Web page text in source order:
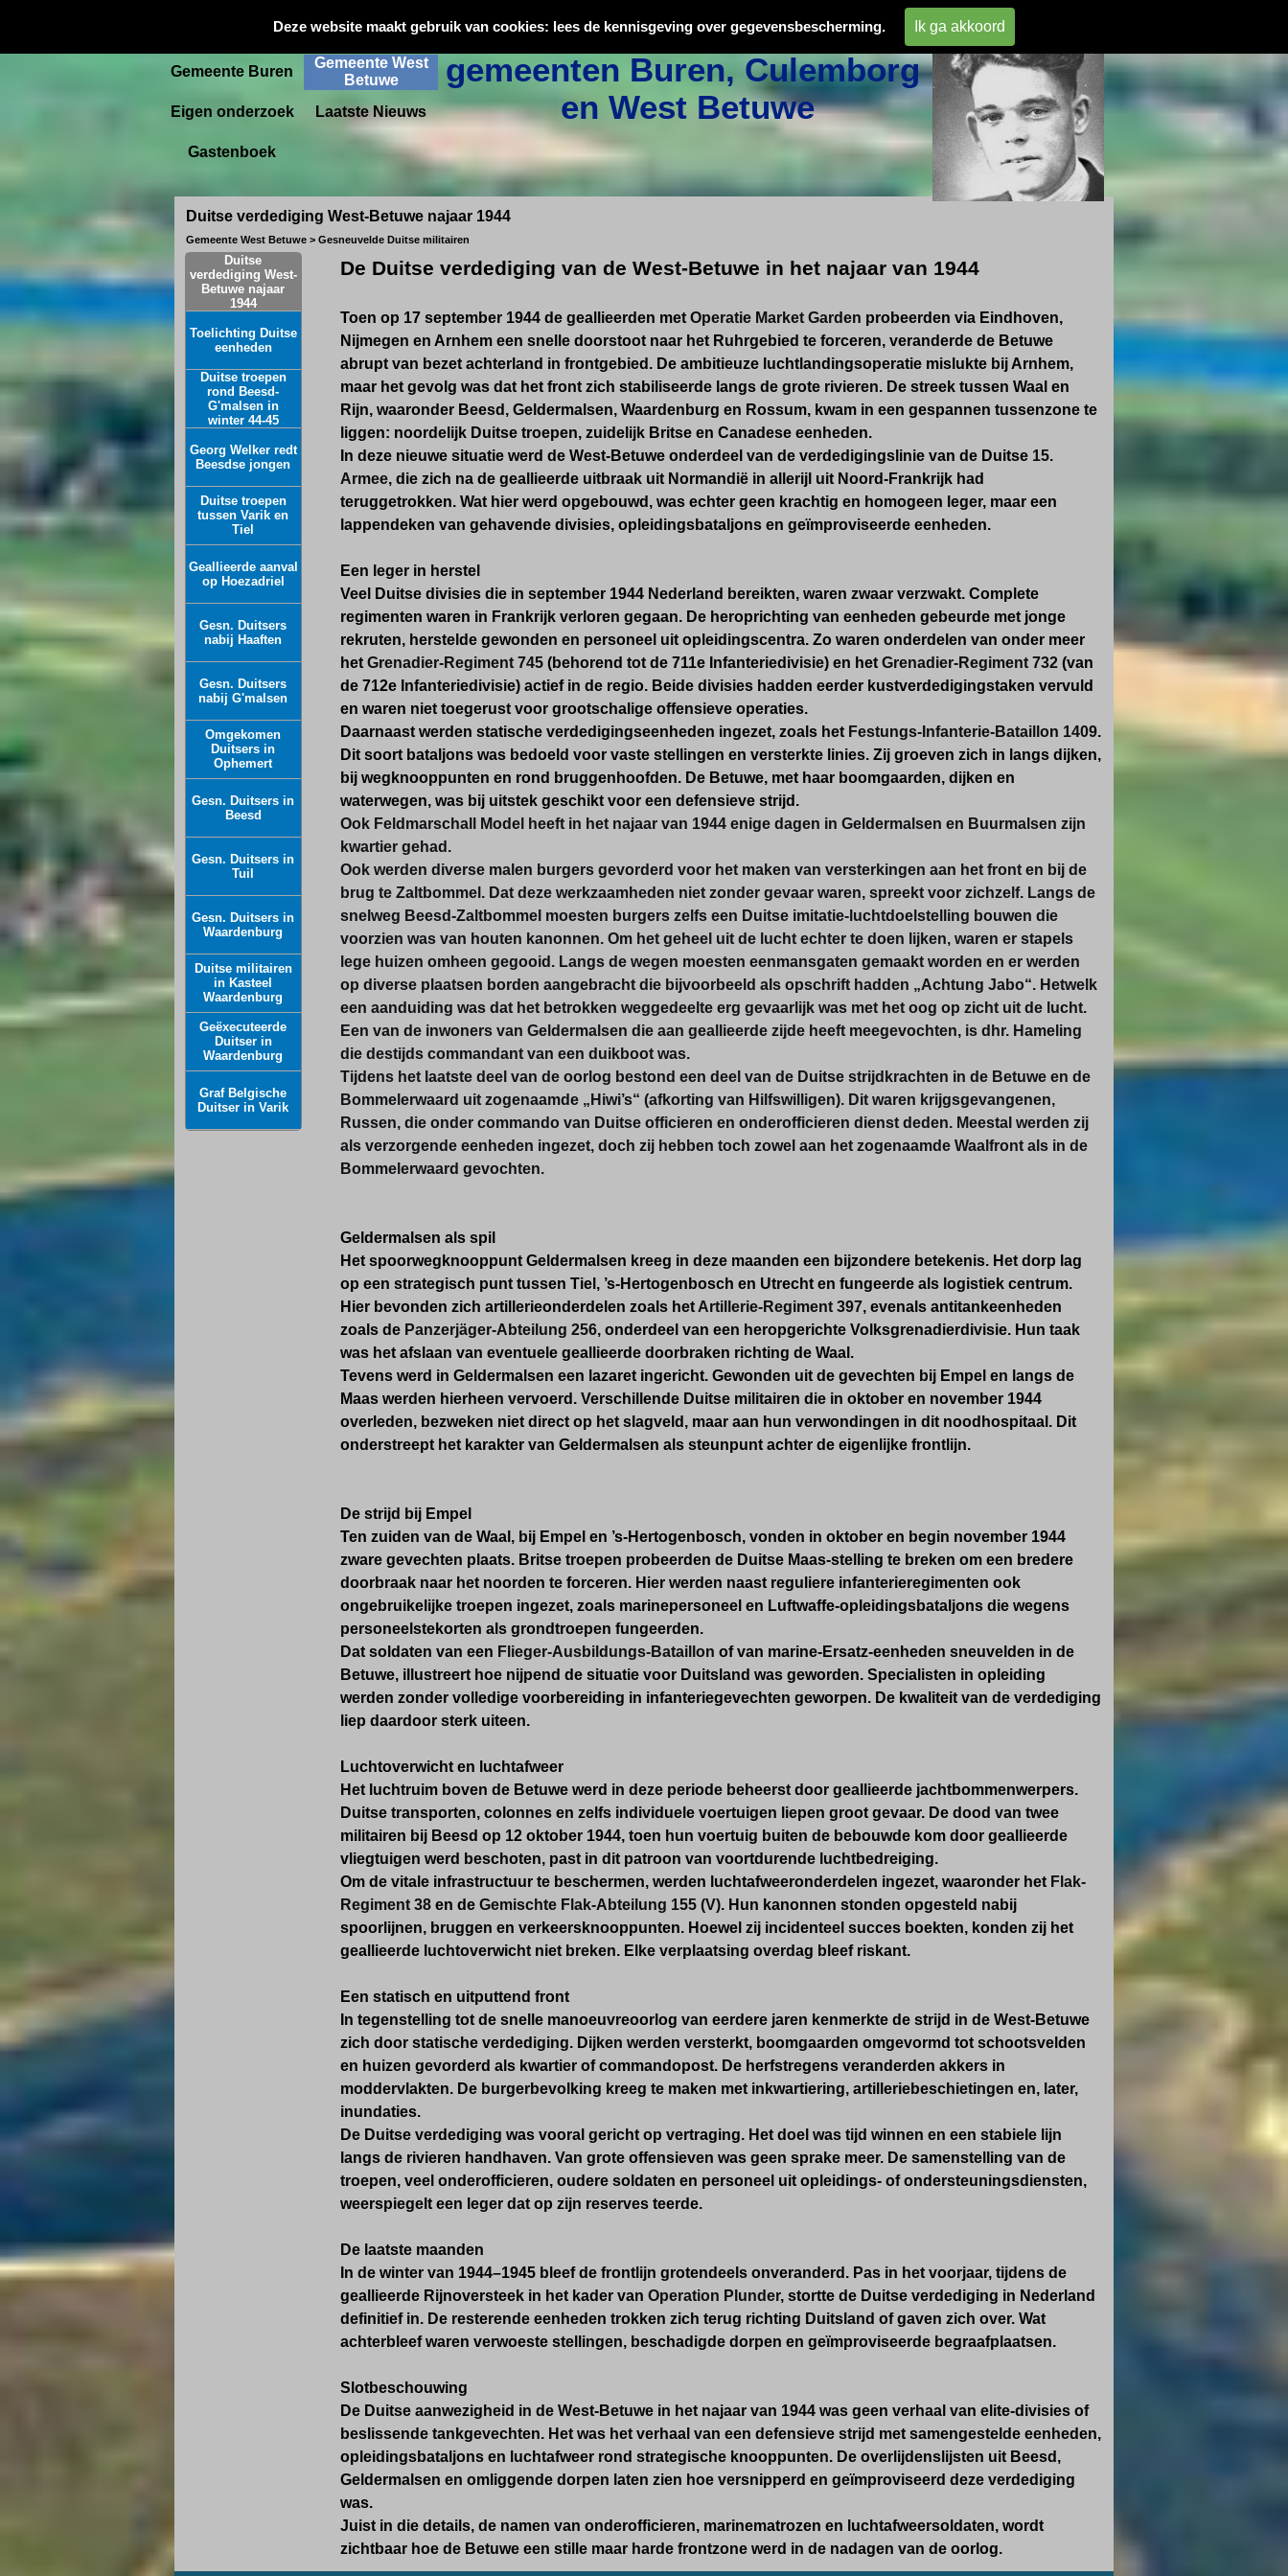
Deze website maakt gebruik van cookies: lees de kennisgeving over gegevensbescherming. Ik ga akkoord
Oorlogsslachtoffers uit
gemeenten Buren, Culemborg
en West Betuwe
Gemeente
Culemborg
Gemeente Buren
Gemeente West
Betuwe
Eigen onderzoek
Laatste Nieuws
Gastenboek
Duitse verdediging West-Betuwe najaar 1944
Gemeente West Betuwe > Gesneuvelde Duitse militairen
De Duitse verdediging van de West-Betuwe in het najaar van 1944
Toen op 17 september 1944 de geallieerden met Operatie Market Garden probeerden via Eindhoven,
Nijmegen en Arnhem een snelle doorstoot naar het Ruhrgebied te forceren, veranderde de Betuwe
abrupt van bezet achterland in frontgebied. De ambitieuze luchtlandingsoperatie mislukte bij Arnhem,
maar het gevolg was dat het front zich stabiliseerde langs de grote rivieren. De streek tussen Waal en
Rijn, waaronder Beesd, Geldermalsen, Waardenburg en Rossum, kwam in een gespannen tussenzone te
liggen: noordelijk Duitse troepen, zuidelijk Britse en Canadese eenheden.
In deze nieuwe situatie werd de West-Betuwe onderdeel van de verdedigingslinie van de Duitse 15.
Armee, die zich na de geallieerde uitbraak uit Normandië in allerijl uit Noord-Frankrijk had
teruggetrokken. Wat hier werd opgebouwd, was echter geen krachtig en homogeen leger, maar een
lappendeken van gehavende divisies, opleidingsbataljons en geïmproviseerde eenheden.
Een leger in herstel
Veel Duitse divisies die in september 1944 Nederland bereikten, waren zwaar verzwakt. Complete
regimenten waren in Frankrijk verloren gegaan. De heroprichting van eenheden gebeurde met jonge
rekruten, herstelde gewonden en personeel uit opleidingscentra. Zo waren onderdelen van onder meer
het Grenadier-Regiment 745(behorend tot de 711e Infanteriedivisie) en het Grenadier-Regiment 732(van
de 712e Infanteriedivisie) actief in de regio. Beide divisies hadden eerder kustverdedigingstaken vervuld
en waren niet toegerust voor grootschalige offensieve operaties.
Daarnaast werden statische verdedigingseenheden ingezet, zoals het Festungs-Infanterie-Bataillon 1409.
Dit soort bataljons was bedoeld voor vaste stellingen en versterkte linies. Zij groeven zich in langs dijken,
bij wegknooppunten en rond bruggenhoofden. De Betuwe, met haar boomgaarden, dijken en
waterwegen, was bij uitstek geschikt voor een defensieve strijd.
Ook Feldmarschall Model heeft in het najaar van 1944 enige dagen in Geldermalsen en Buurmalsen zijn
kwartier gehad.
Ook werden diverse malen burgers gevorderd voor het maken van versterkingen aan het front en bij de
brug te Zaltbommel. Dat deze werkzaamheden niet zonder gevaar waren, spreekt voor zichzelf. Langs de
snelweg Beesd-Zaltbommel moesten burgers zelfs een Duitse imitatie-luchtdoelstelling bouwen die
voorzien was van houten kanonnen. Om het geheel uit de lucht echter te doen lijken, waren er stapels
lege huizen omheen gegooid. Langs de wegen moesten eenmansgaten gemaakt worden en er werden
op diverse plaatsen borden aangebracht die bijvoorbeeld als opschrift hadden „Achtung Jabo“. Hetwelk
een aanduiding was dat het betrokken weggedeelte erg gevaarlijk was met het oog op zicht uit de lucht.
Een van de inwoners van Geldermalsen die aan geallieerde zijde heeft meegevochten, is dhr. Hameling
die destijds commandant van een duikboot was.
Tijdens het laatste deel van de oorlog bestond een deel van de Duitse strijdkrachten in de Betuwe en de
Bommelerwaard uit zogenaamde „Hiwi’s“ (afkorting van Hilfswilligen). Dit waren krijgsgevangenen,
Russen, die onder commando van Duitse officieren en onderofficieren dienst deden. Meestal werden zij
als verzorgende eenheden ingezet, doch zij hebben toch zowel aan het zogenaamde Waalfront als in de
Bommelerwaard gevochten.
Geldermalsen als spil
Het spoorwegknooppunt Geldermalsen kreeg in deze maanden een bijzondere betekenis. Het dorp lag
op een strategisch punt tussen Tiel, ’s-Hertogenbosch en Utrecht en fungeerde als logistiek centrum.
Hier bevonden zich artillerieonderdelen zoals het Artillerie-Regiment 397, evenals antitankeenheden
zoals de Panzerjäger-Abteilung 256, onderdeel van een heropgerichte Volksgrenadierdivisie. Hun taak
was het afslaan van eventuele geallieerde doorbraken richting de Waal.
Tevens werd in Geldermalsen een lazaret ingericht. Gewonden uit de gevechten bij Empel en langs de
Maas werden hierheen vervoerd. Verschillende Duitse militairen die in oktober en november 1944
overleden, bezweken niet direct op het slagveld, maar aan hun verwondingen in dit noodhospitaal. Dit
onderstreept het karakter van Geldermalsen als steunpunt achter de eigenlijke frontlijn.
De strijd bij Empel
Ten zuiden van de Waal, bij Empel en ’s-Hertogenbosch, vonden in oktober en begin november 1944
zware gevechten plaats. Britse troepen probeerden de Duitse Maas-stelling te breken om een bredere
doorbraak naar het noorden te forceren. Hier werden naast reguliere infanterieregimenten ook
ongebruikelijke troepen ingezet, zoals marinepersoneel en Luftwaffe-opleidingsbataljons die wegens
personeelstekorten als grondtroepen fungeerden.
Dat soldaten van een Flieger-Ausbildungs-Bataillon of van marine-Ersatz-eenheden sneuvelden in de
Betuwe, illustreert hoe nijpend de situatie voor Duitsland was geworden. Specialisten in opleiding
werden zonder volledige voorbereiding in infanteriegevechten geworpen. De kwaliteit van de verdediging
liep daardoor sterk uiteen.
Luchtoverwicht en luchtafweer
Het luchtruim boven de Betuwe werd in deze periode beheerst door geallieerde jachtbommenwerpers.
Duitse transporten, colonnes en zelfs individuele voertuigen liepen groot gevaar. De dood van twee
militairen bij Beesd op 12 oktober 1944, toen hun voertuig buiten de bebouwde kom door geallieerde
vliegtuigen werd beschoten, past in dit patroon van voortdurende luchtbedreiging.
Om de vitale infrastructuur te beschermen, werden luchtafweeronderdelen ingezet, waaronder het Flak-
Regiment 38en de Gemischte Flak-Abteilung 155 (V). Hun kanonnen stonden opgesteld nabij
spoorlijnen, bruggen en verkeersknooppunten. Hoewel zij incidenteel succes boekten, konden zij het
geallieerde luchtoverwicht niet breken. Elke verplaatsing overdag bleef riskant.
Een statisch en uitputtend front
In tegenstelling tot de snelle manoeuvreoorlog van eerdere jaren kenmerkte de strijd in de West-Betuwe
zich door statische verdediging. Dijken werden versterkt, boomgaarden omgevormd tot schootsvelden
en huizen gevorderd als kwartier of commandopost. De herfstregens veranderden akkers in
moddervlakten. De burgerbevolking kreeg te maken met inkwartiering, artilleriebeschietingen en, later,
inundaties.
De Duitse verdediging was vooral gericht op vertraging. Het doel was tijd winnen en een stabiele lijn
langs de rivieren handhaven. Van grote offensieven was geen sprake meer. De samenstelling van de
troepen, veel onderofficieren, oudere soldaten en personeel uit opleidings- of ondersteuningsdiensten,
weerspiegelt een leger dat op zijn reserves teerde.
De laatste maanden
In de winter van 1944–1945 bleef de frontlijn grotendeels onveranderd. Pas in het voorjaar, tijdens de
geallieerde Rijnoversteek in het kader van Operation Plunder, stortte de Duitse verdediging in Nederland
definitief in. De resterende eenheden trokken zich terug richting Duitsland of gaven zich over. Wat
achterbleef waren verwoeste stellingen, beschadigde dorpen en geïmproviseerde begraafplaatsen.
Slotbeschouwing
De Duitse aanwezigheid in de West-Betuwe in het najaar van 1944 was geen verhaal van elite-divisies of
beslissende tankgevechten. Het was het verhaal van een defensieve strijd met samengestelde eenheden,
opleidingsbataljons en luchtafweer rond strategische knooppunten. De overlijdenslijsten uit Beesd,
Geldermalsen en omliggende dorpen laten zien hoe versnipperd en geïmproviseerd deze verdediging
was.
Juist in die details, de namen van onderofficieren, marinematrozen en luchtafweersoldaten, wordt
zichtbaar hoe de Betuwe een stille maar harde frontzone werd in de nadagen van de oorlog.
Duitse
verdediging West-
Betuwe najaar
1944
Toelichting Duitse
eenheden
Duitse troepen
rond Beesd-
G'malsen in
winter 44-45
Georg Welker redt
Beesdse jongen
Duitse troepen
tussen Varik en
Tiel
Geallieerde aanval
op Hoezadriel
Gesn. Duitsers
nabij Haaften
Gesn. Duitsers
nabij G'malsen
Omgekomen
Duitsers in
Ophemert
Gesn. Duitsers in
Beesd
Gesn. Duitsers in
Tuil
Gesn. Duitsers in
Waardenburg
Duitse militairen
in Kasteel
Waardenburg
Geëxecuteerde
Duitser in
Waardenburg
Graf Belgische
Duitser in Varik